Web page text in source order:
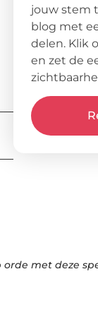
jouw stem
blog met
delen. Klik
en zet de
met deze